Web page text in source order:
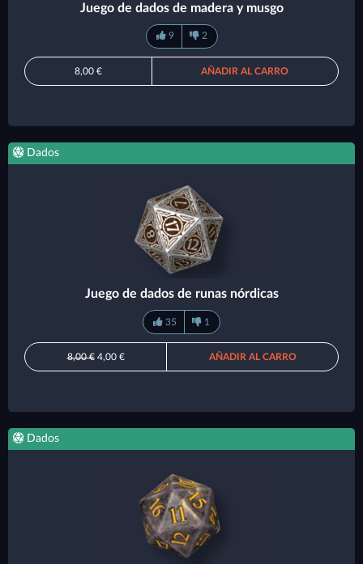
Juego de dados de madera y musgo
9 2
8,00 € AÑADIR AL CARRO
Dados
Juego de dados de runas nórdicas
35 1
8,00 €4,00 € AÑADIR AL CARRO
Dados